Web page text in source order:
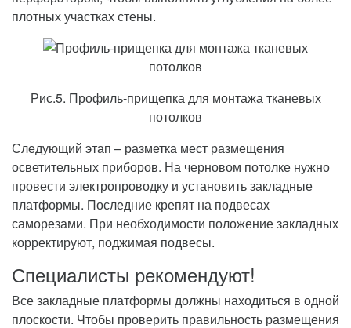
плотных участках стены.
Рис.5. Профиль-прищепка для монтажа тканевых
потолков
Следующий этап – разметка мест размещения
осветительных приборов. На черновом потолке нужно
провести электропроводку и установить закладные
платформы. Последние крепят на подвесах
саморезами. При необходимости положение закладных
корректируют, поджимая подвесы.
Специалисты рекомендуют!
Все закладные платформы должны находиться в одной
плоскости. Чтобы проверить правильность размещения